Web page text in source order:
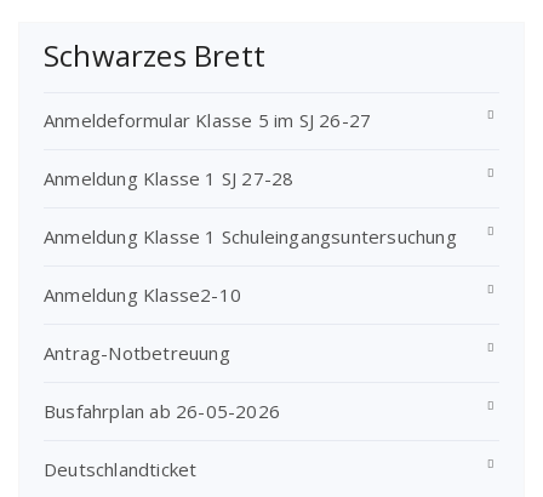
Schwarzes Brett
Anmeldeformular Klasse 5 im SJ 26-27
Anmeldung Klasse 1 SJ 27-28
Anmeldung Klasse 1 Schuleingangsuntersuchung
Anmeldung Klasse2-10
Antrag-Notbetreuung
Busfahrplan ab 26-05-2026
Deutschlandticket